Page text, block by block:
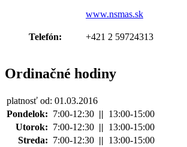
www.nsmas.sk
Telefón: +421 2 59724313
Ordinačné hodiny
platnosť od: 01.03.2016
Pondelok: 7:00-12:30 || 13:00-15:00
Utorok: 7:00-12:30 || 13:00-15:00
Streda: 7:00-12:30 || 13:00-15:00